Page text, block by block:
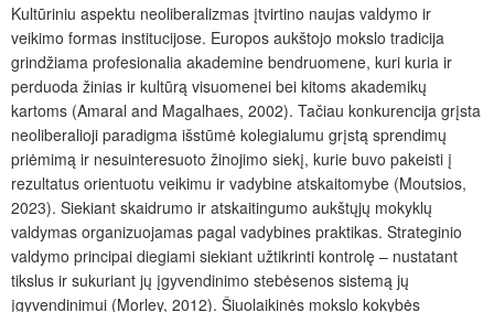
Kultūriniu aspektu neoliberalizmas įtvirtino naujas valdymo ir
veikimo formas institucijose. Europos aukštojo mokslo tradicija
grindžiama profesionalia akademine bendruomene, kuri kuria ir
perduoda žinias ir kultūrą visuomenei bei kitoms akademikų
kartoms (Amaral and Magalhaes, 2002). Tačiau konkurencija grįsta
neoliberalioji paradigma išstūmė kolegialumu grįstą sprendimų
priėmimą ir nesuinteresuoto žinojimo siekį, kurie buvo pakeisti į
rezultatus orientuotu veikimu ir vadybine atskaitomybe (Moutsios,
2023). Siekiant skaidrumo ir atskaitingumo aukštųjų mokyklų
valdymas organizuojamas pagal vadybines praktikas. Strateginio
valdymo principai diegiami siekiant užtikrinti kontrolę – nustatant
tikslus ir sukuriant jų įgyvendinimo stebėsenos sistemą jų
įgyvendinimui (Morley, 2012). Šiuolaikinės mokslo kokybės